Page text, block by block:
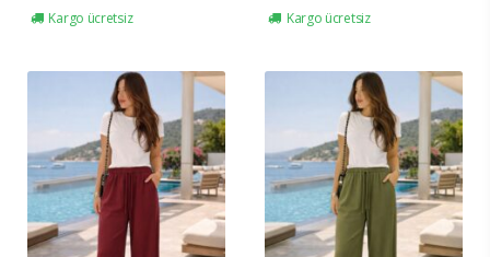
Kargo ücretsiz Kargo ücretsiz